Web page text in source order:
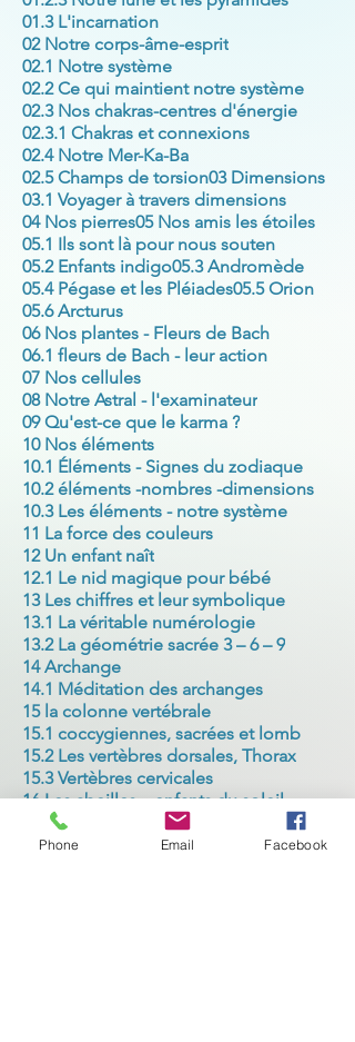
01.3 L'incarnation
02 Notre corps-âme-esprit
02.1 Notre système
02.2 Ce qui maintient notre système
02.3 Nos chakras-centres d'énergie
02.3.1 Chakras et connexions
02.4 Notre Mer-Ka-Ba
02.5 Champs de torsion03 Dimensions
03.1 Voyager à travers dimensions
04 Nos pierres05 Nos amis les étoiles
05.1 Ils sont là pour nous souten
05.2 Enfants indigo05.3 Andromède
05.4 Pégase et les Pléiades05.5 Orion
05.6 Arcturus
06 Nos plantes - Fleurs de Bach
06.1 fleurs de Bach - leur action
07 Nos cellules
08 Notre Astral - l'examinateur
09 Qu'est-ce que le karma ?
10 Nos éléments
10.1 Éléments - Signes du zodiaque
10.2 éléments -nombres -dimensions
10.3 Les éléments - notre système
11 La force des couleurs
12 Un enfant naît
12.1 Le nid magique pour bébé
13 Les chiffres et leur symbolique
13.1 La véritable numérologie
13.2 La géométrie sacrée 3 – 6 – 9
14 Archange
14.1 Méditation des archanges
15 la colonne vertébrale
15.1 coccygiennes, sacrées et lomb
15.2 Les vertèbres dorsales, Thorax
15.3 Vertèbres cervicales
16 Les abeilles – enfants du soleil
17 Matrice génétique et énergétique
17.1 Ma vie – Mes programmes
Phone Email Facebook